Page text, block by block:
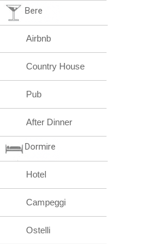
Bere
Airbnb
Country House
Pub
After Dinner
Dormire
Hotel
Campeggi
Ostelli